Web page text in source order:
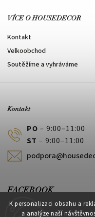
K personalizaci obsahu a
a analýze naší
VÍCE O HOUSEDECOR
Kontakt
Velkoobchod
Soutěžíme a vyhráváme
Kontakt
PO – 9:00–11:00
ST – 9:00–11:00
FACEBOOK